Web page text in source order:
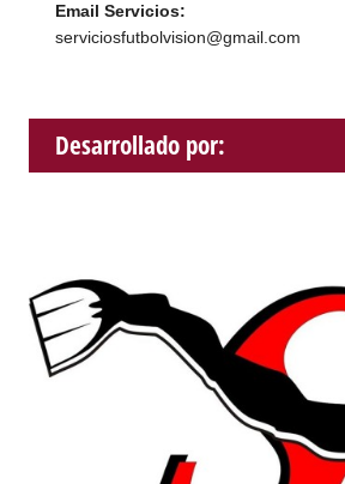
Email Servicios:
serviciosfutbolvision@gmail.com
Desarrollado por: